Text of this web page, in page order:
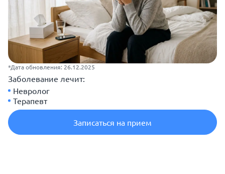
*Дата обновления: 26.12.2025
Заболевание лечит:
Невролог
Терапевт
Записаться на прием